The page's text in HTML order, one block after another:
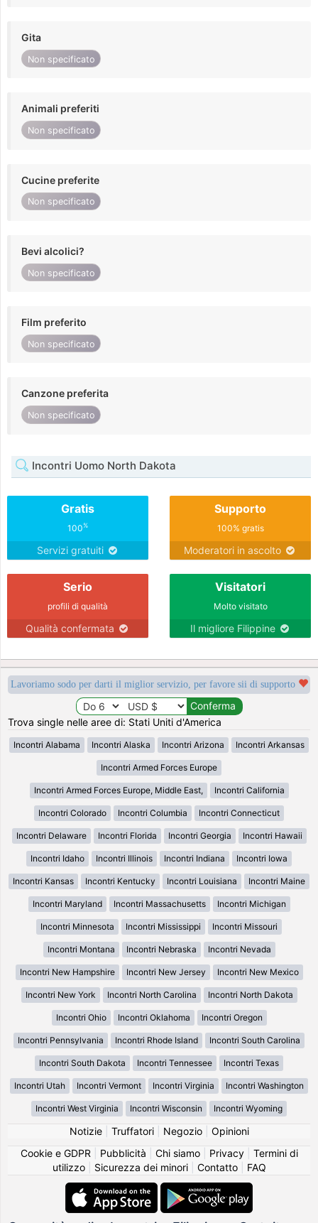
Gita
Non specificato
Animali preferiti
Non specificato
Cucine preferite
Non specificato
Bevi alcolici?
Non specificato
Film preferito
Non specificato
Canzone preferita
Non specificato
Incontri Uomo North Dakota
Gratis
100%
Servizi gratuiti
Supporto
100% gratis
Moderatori in ascolto
Serio
profili di qualità
Qualità confermata
Visitatori
Molto visitato
Il migliore Filippine
Lavoriamo sodo per darti il miglior servizio, per favore sii di supporto
Trova single nelle aree di: Stati Uniti d'America
Incontri Alabama Incontri Alaska Incontri Arizona Incontri Arkansas
Incontri Armed Forces Europe
Incontri Armed Forces Europe, Middle East, Incontri California
Incontri Colorado Incontri Columbia Incontri Connecticut
Incontri Delaware Incontri Florida Incontri Georgia Incontri Hawaii
Incontri Idaho Incontri Illinois Incontri Indiana Incontri Iowa
Incontri Kansas Incontri Kentucky Incontri Louisiana Incontri Maine
Incontri Maryland Incontri Massachusetts Incontri Michigan
Incontri Minnesota Incontri Mississippi Incontri Missouri
Incontri Montana Incontri Nebraska Incontri Nevada
Incontri New Hampshire Incontri New Jersey Incontri New Mexico
Incontri New York Incontri North Carolina Incontri North Dakota
Incontri Ohio Incontri Oklahoma Incontri Oregon
Incontri Pennsylvania Incontri Rhode Island Incontri South Carolina
Incontri South Dakota Incontri Tennessee Incontri Texas
Incontri Utah Incontri Vermont Incontri Virginia Incontri Washington
Incontri West Virginia Incontri Wisconsin Incontri Wyoming
Notizie| Truffatori| Negozio| Opinioni
Cookie e GDPR
Pubblicità Chi siamo| Privacy| Termini di
utilizzo| Sicurezza dei minori| Contatto| FAQ